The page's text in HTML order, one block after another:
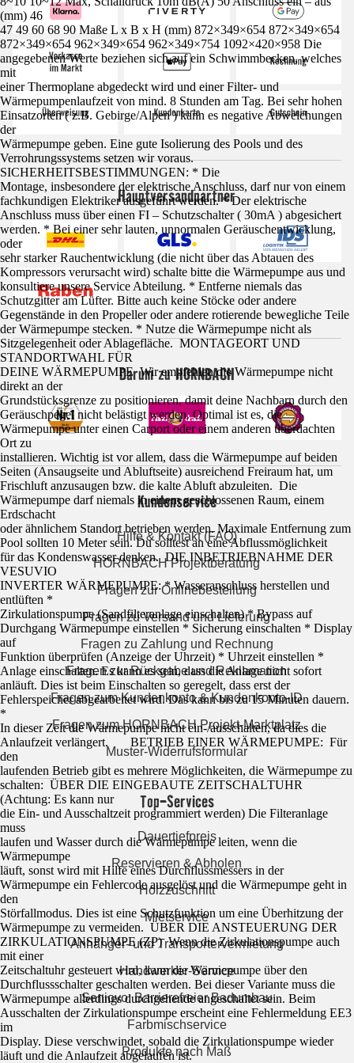
(mm) 46
47 49 60 68 90 Maße L x B x H (mm) 872×349×654 872×349×654
872×349×654 962×349×654 962×349×754 1092×420×958 Die
angegebenen Werte beziehen sich auf ein Schwimmbecken, welches
mit
einer Thermoplane abgedeckt wird und einer Filter- und
Wärmepumpenlaufzeit von mind. 8 Stunden am Tag. Bei sehr hohen
Einsatzorten ( z.B. Gebirge/Alpen ) kann es negative Abweichungen
der
Wärmepumpe geben. Eine gute Isolierung des Pools und des
Verrohrungssystems setzen wir voraus.
SICHERHEITSBESTIMMUNGEN: * Die
Montage, insbesondere der elektrische Anschluss, darf nur von einem
fachkundigen Elektriker ausgeführt werden. * Der elektrische
Anschluss muss über einen FI – Schutzschalter ( 30mA ) abgesichert
werden. * Bei einer sehr lauten, unnormalen Geräuschentwicklung,
oder
sehr starker Rauchentwicklung (die nicht über das Abtauen des
Kompressors verursacht wird) schalte bitte die Wärmepumpe aus und
konsultiere unsere Service Abteilung. * Entferne niemals das
Schutzgitter am Lüfter. Bitte auch keine Stöcke oder andere
Gegenstände in den Propeller oder andere rotierende bewegliche Teile
der Wärmepumpe stecken. * Nutze die Wärmepumpe nicht als
Sitzgelegenheit oder Ablagefläche. MONTAGEORT UND
STANDORTWAHL FÜR
DEINE WÄRMEPUMPE Wir empfehlen die Wärmepumpe nicht
direkt an der
Grundstücksgrenze zu positionieren, damit deine Nachbarn durch den
Geräuschpegel nicht belästigt werden. Optimal ist es, die
Wärmepumpe unter einen Carport oder einem anderen überdachten
Ort zu
installieren. Wichtig ist vor allem, dass die Wärmepumpe auf beiden
Seiten (Ansaugseite und Abluftseite) ausreichend Freiraum hat, um
Frischluft anzusaugen bzw. die kalte Abluft abzuleiten. Die
Wärmepumpe darf niemals in einem geschlossenen Raum, einem
Erdschacht
oder ähnlichem Standort betrieben werden. Maximale Entfernung zum
Pool sollten 10 Meter sein. Du solltest an eine Abflussmöglichkeit
für das Kondenswasser denken. DIE INBETRIEBNAHME DER
VESUVIO
INVERTER WÄRMEPUMPE: * Wasseranschluss herstellen und
entlüften *
Zirkulationspumpe (Sandfilteranlage einschalten) * Bypass auf
Durchgang Wärmepumpe einstellen * Sicherung einschalten * Display
auf
Funktion überprüfen (Anzeige der Uhrzeit) * Uhrzeit einstellen *
Anlage einschalten. Es kann es sein, dass die Anlage nicht sofort
anläuft. Dies ist beim Einschalten so geregelt, dass erst der
Fehlerspeicher abgearbeitet wird. Das kann bis zu 15 Minuten dauern.
*
In dieser Zeit die Wärmepumpe nicht ein-/ausschalten, da dies die
Anlaufzeit verlängert. BETRIEB EINER WÄRMEPUMPE: Für
den
laufenden Betrieb gibt es mehrere Möglichkeiten, die Wärmepumpe zu
schalten: ÜBER DIE EINGEBAUTE ZEITSCHALTUHR
(Achtung: Es kann nur
die Ein- und Ausschaltzeit programmiert werden) Die Filteranlage
muss
laufen und Wasser durch die Wärmepumpe leiten, wenn die
Wärmepumpe
läuft, sonst wird mit Hilfe eines Durchflussmessers in der
Wärmepumpe ein Fehlercode ausgelöst und die Wärmepumpe geht in
den
Störfallmodus. Dies ist eine Schutzfunktion um eine Überhitzung der
Wärmepumpe zu vermeiden. ÜBER DIE ANSTEUERUNG DER
ZIRKULATIONSPUMPE (ZP) Wenn die Zirkulationspumpe auch
mit einer
Zeitschaltuhr gesteuert wird, kann die Wärmepumpe über den
Durchflussschalter geschalten werden. Bei dieser Variante muss die
Wärmepumpe allerdings durchgehende angeschaltet sein. Beim
Ausschalten der Zirkulationspumpe erscheint eine Fehlermeldung EE3
im
Display. Diese verschwindet, sobald die Zirkulationspumpe wieder
läuft und die Anlaufzeit abgelaufen ist.
Hauptversandpartner
Darum zu HORNBACH
Kundenservice
Hilfe & Kontakt (FAQ)
HORNBACH Projektberatung
Fragen zur Onlinebestellung
Fragen zu Versand und Lieferung
Fragen zu Zahlung und Rechnung
Fragen zur Rückgabe und Reklamation
Fragen zum Kundenkonto & Kundenkonto-ID
Fragen zum HORNBACH Projekt-Marktplatz
Muster-Widerrufsformular
Top-Services
Dauertiefpreis
Reservieren & Abholen
Holzzuschnitt
Mietservice
Anhänger- und Transportervermietung
Handwerker-Service
Seniovo: Barrierefreier Badumbau
Farbmischservice
Produkte nach Maß